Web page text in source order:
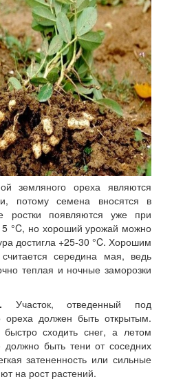
земляного ореха являются
потому семена вносятся в
ростки появляются уже при
°C, но хороший урожай можно
достигла +25-30 °C. Хорошим
середина мая, ведь
теплая и ночные заморозки
Участок, отведенный под
ореха должен быть открытым.
сходить снег, а летом
быть тени от соседних
затененность или сильные
на рост растений.